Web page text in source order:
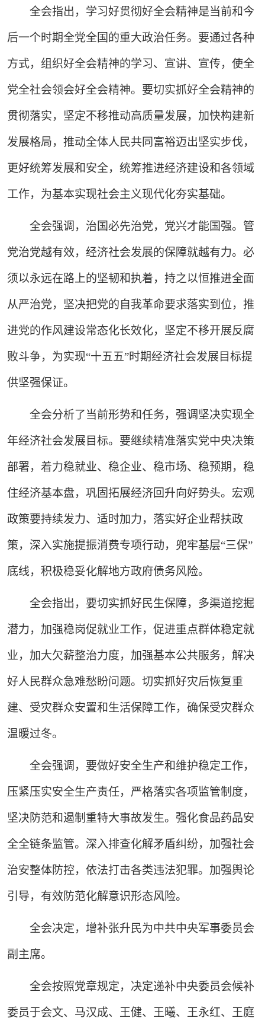
全会指出，学习好贯彻好全会精神是当前和今
后一个时期全党全国的重大政治任务。要通过各种
方式，组织好全会精神的学习、宣讲、宣传，使全
党全社会领会好全会精神。要切实抓好全会精神的
贯彻落实，坚定不移推动高质量发展，加快构建新
发展格局，推动全体人民共同富裕迈出坚实步伐，
更好统筹发展和安全，统筹推进经济建设和各领域
工作，为基本实现社会主义现代化夯实基础。
全会强调，治国必先治党，党兴才能国强。管
党治党越有效，经济社会发展的保障就越有力。必
须以永远在路上的坚韧和执着，持之以恒推进全面
从严治党，坚决把党的自我革命要求落实到位，推
进党的作风建设常态化长效化，坚定不移开展反腐
败斗争，为实现“十五五”时期经济社会发展目标提
供坚强保证。
全会分析了当前形势和任务，强调坚决实现全
年经济社会发展目标。要继续精准落实党中央决策
部署，着力稳就业、稳企业、稳市场、稳预期，稳
住经济基本盘，巩固拓展经济回升向好势头。宏观
政策要持续发力、适时加力，落实好企业帮扶政
策，深入实施提振消费专项行动，兜牢基层“三保”
底线，积极稳妥化解地方政府债务风险。
全会指出，要切实抓好民生保障，多渠道挖掘
潜力，加强稳岗促就业工作，促进重点群体稳定就
业，加大欠薪整治力度，加强基本公共服务，解决
好人民群众急难愁盼问题。切实抓好灾后恢复重
建、受灾群众安置和生活保障工作，确保受灾群众
温暖过冬。
全会强调，要做好安全生产和维护稳定工作，
压紧压实安全生产责任，严格落实各项监管制度，
坚决防范和遏制重特大事故发生。强化食品药品安
全全链条监管。深入排查化解矛盾纠纷，加强社会
治安整体防控，依法打击各类违法犯罪。加强舆论
引导，有效防范化解意识形态风险。
全会决定，增补张升民为中共中央军事委员会
副主席。
全会按照党章规定，决定递补中央委员会候补
委员于会文、马汉成、王健、王曦、王永红、王庭